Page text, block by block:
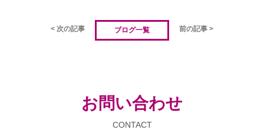
< 次の記事 ブログ一覧 前の記事 >
お問い合わせ
CONTACT